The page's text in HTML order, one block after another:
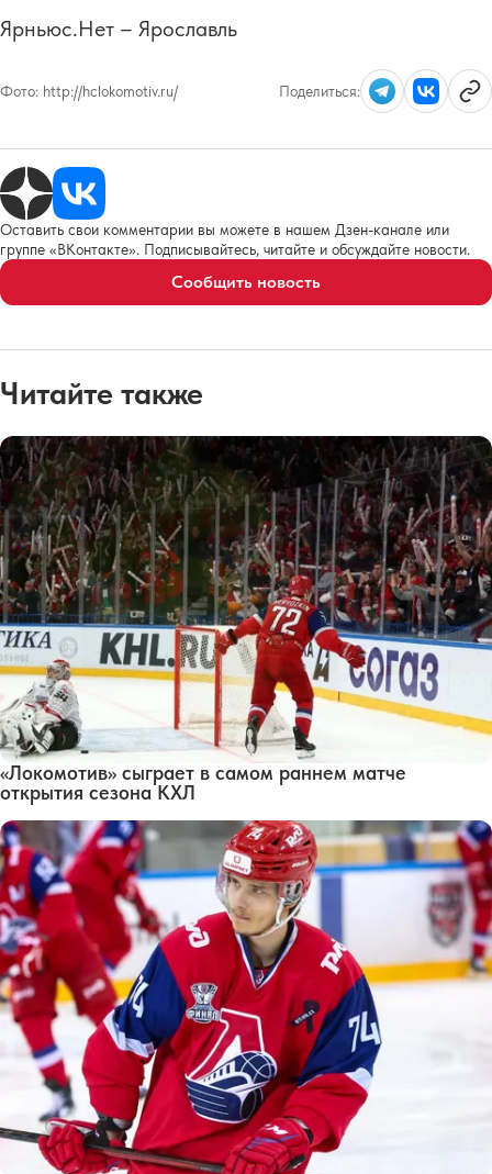
Ярньюс.Нет – Ярославль
Фото: http://hclokomotiv.ru/ Поделиться:
Оставить свои комментарии вы можете в нашем Дзен-канале или
группе «ВКонтакте». Подписывайтесь, читайте и обсуждайте новости.
Сообщить новость
Читайте также
«Локомотив» сыграет в самом раннем матче
открытия сезона КХЛ